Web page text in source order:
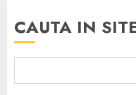
CAUTA IN